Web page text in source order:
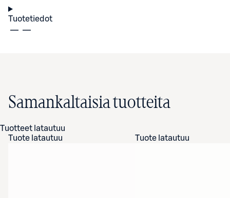
Tuotetiedot
Samankaltaisia tuotteita
Tuotteet latautuu
Tuote latautuu
Tuote latautuu